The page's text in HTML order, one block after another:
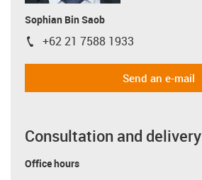
Sophian Bin Saob
igus-icon-phone
+62 21 7588 1933
Send an e-mail
Consultation and delivery
Office hours